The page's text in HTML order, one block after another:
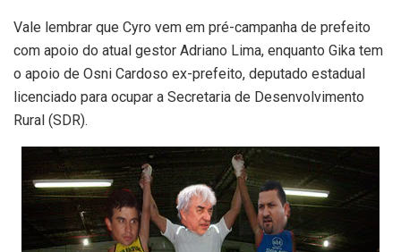
Vale lembrar que Cyro vem em pré-campanha de prefeito
com apoio do atual gestor Adriano Lima, enquanto Gika tem
o apoio de Osni Cardoso ex-prefeito, deputado estadual
licenciado para ocupar a Secretaria de Desenvolvimento
Rural (SDR).